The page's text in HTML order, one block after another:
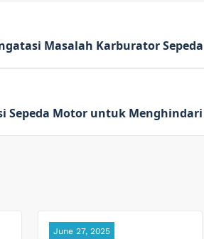
Masalah Karburator
Sepeda Motor untuk
June 27, 2025